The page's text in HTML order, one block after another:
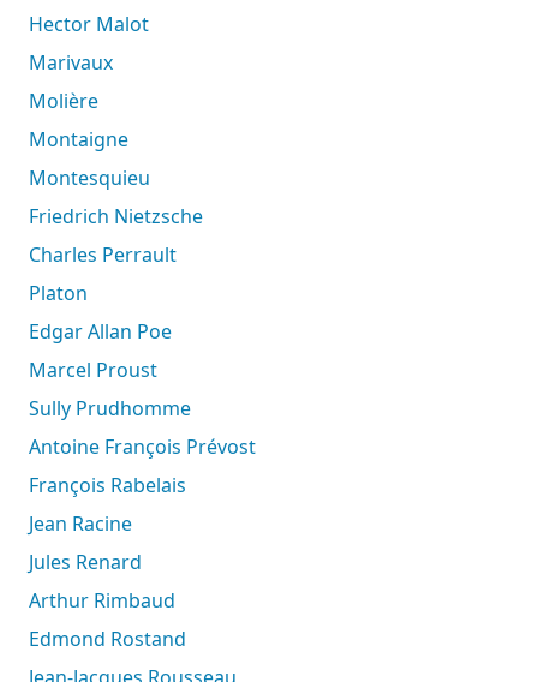
Hector Malot
Marivaux
Molière
Montaigne
Montesquieu
Friedrich Nietzsche
Charles Perrault
Platon
Edgar Allan Poe
Marcel Proust
Sully Prudhomme
Antoine François Prévost
François Rabelais
Jean Racine
Jules Renard
Arthur Rimbaud
Edmond Rostand